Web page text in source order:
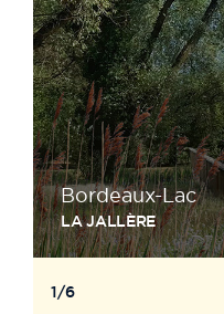
1/6
Bordeaux-Lac
LA JALLÈRE